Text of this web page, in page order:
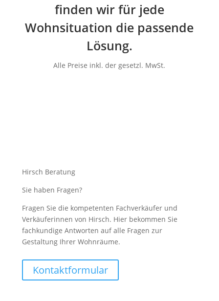
finden wir für jede
Wohnsituation die passende
Lösung.
Alle Preise inkl. der gesetzl. MwSt.
Hirsch Beratung
Sie haben Fragen?
Fragen Sie die kompetenten Fachverkäufer und
Verkäuferinnen von Hirsch. Hier bekommen Sie
fachkundige Antworten auf alle Fragen zur
Gestaltung Ihrer Wohnräume.
Kontaktformular